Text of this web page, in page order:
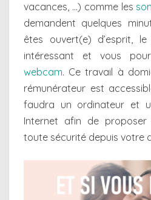
vacances, …) comme les
demandent quelques
êtes ouvert(e) d’esprit,
intéressant et vous
webcam. Ce travail à
rémunérateur est
faudra un ordinateur et
Internet afin de
toute sécurité depuis votre